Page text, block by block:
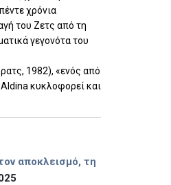
χρόνια
του Ζετς από τη
γεγονότα του
1982), «ενός από
κυκλοφορεί και
αποκλεισμό, τη